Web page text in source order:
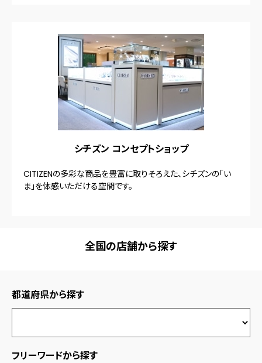
シチズン コンセプトショップ
CITIZENの多彩な商品を豊富に取りそろえた、シチズンの「い
ま」を体感いただける空間です。
全国の店舗から探す
都道府県から探す
フリーワードから探す